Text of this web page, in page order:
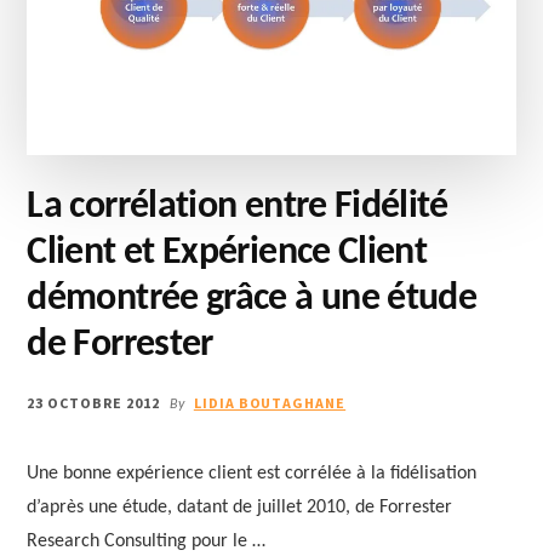
La corrélation entre Fidélité
Client et Expérience Client
démontrée grâce à une étude
de Forrester
23 OCTOBRE 2012 By LIDIA BOUTAGHANE
Une bonne expérience client est corrélée à la fidélisation
d’après une étude, datant de juillet 2010, de Forrester
Research Consulting pour le …